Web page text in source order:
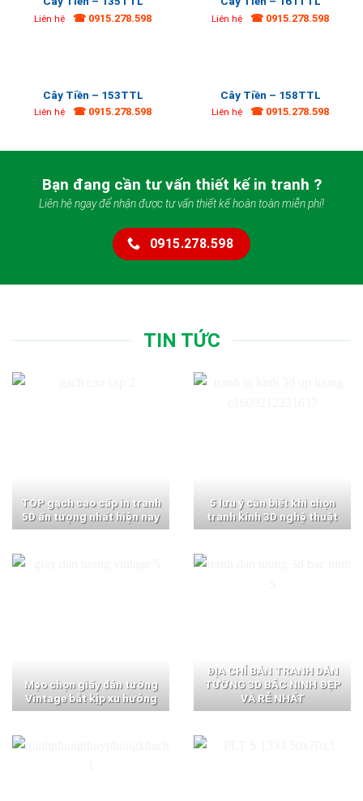
Liên hệ ☎ 0915.278.598 Liên hệ ☎ 0915.278.598
Cây Tiền – 153TTL
Liên hệ ☎ 0915.278.598
Cây Tiền – 158TTL
Liên hệ ☎ 0915.278.598
Bạn đang cần tư vấn thiết kế in tranh ?
Liên hệ ngay để nhận được tư vấn thiết kế hoàn toàn miễn phí!
0915.278.598
TIN TỨC
TOP gạch cao cấp in tranh
5D ấn tượng nhất hiện nay
5 lưu ý cần biết khi chọn
tranh kính 3D nghệ thuật
Mẹo chọn giấy dán tường
Vintage bắt kịp xu hướng
ĐỊA CHỈ BÁN TRANH DÁN
TƯỜNG 3D BẮC NINH ĐẸP
VÀ RẺ NHẤT